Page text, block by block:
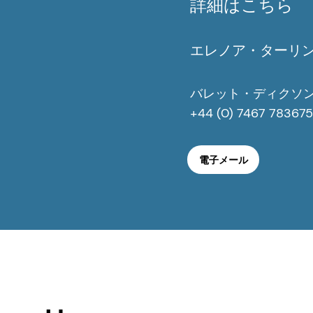
4. BasilとLevy.特殊化された解決促進メデ
5. Makridesら：母乳とミルクで育てられた
6. Colombo et al. Long-term effects of
7. マルティネス：ヒトの発育初期における
8. Witteら、長鎖オメガ3脂肪酸は高齢者の
12. Guu et al. International Society for
詳細はこちら
エレノア・ターリ
バレット・ディクソ
+44 (0) 7467 783675
電子メール